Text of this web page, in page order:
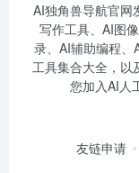
AI独角兽导航官网
写作工具、AI图
录、AI辅助编程、
工具集合大全，以
您加入AI人
友链申请